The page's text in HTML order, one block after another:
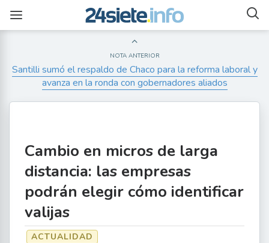
NOTA ANTERIOR
Santilli sumó el respaldo de Chaco para la reforma laboral y
avanza en la ronda con gobernadores aliados
Cambio en micros de larga
distancia: las empresas
podrán elegir cómo identificar
valijas
ACTUALIDAD